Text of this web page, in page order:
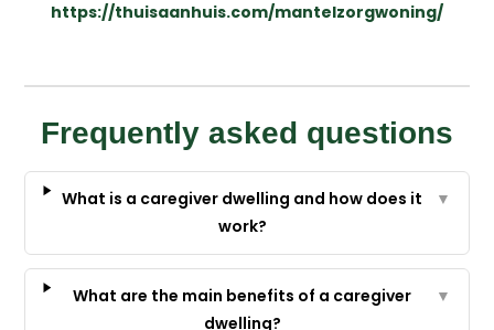
https://thuisaanhuis.com/mantelzorgwoning/
Frequently asked questions
What is a caregiver dwelling and how does it
work?
▼
What are the main benefits of a caregiver
dwelling?
▼